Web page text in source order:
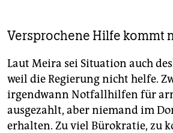
Versprochene Hilfe kommt
Laut Meira sei Situation auch
weil die Regierung nicht helfe.
irgendwann Notfallhilfen für
ausgezahlt, aber niemand im
erhalten. Zu viel Bürokratie, zu